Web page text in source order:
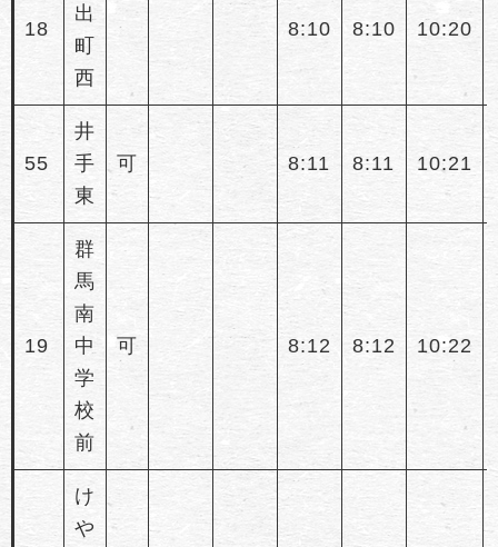
18
出
町
西
8:10 8:10 10:20
55
井
手
東
可 8:11 8:11 10:21
19
群
馬
南
中
学
校
前
可 8:12 8:12 10:22
け
や